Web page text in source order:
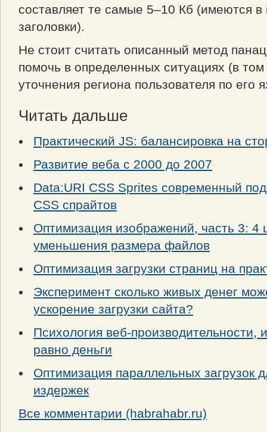
составляет те самые 5–10 Кб (имеются в
заголовки).
Не стоит считать описанный метод
помочь в определенных ситуациях (в
уточнения региона пользователя по его
Читать дальше
Практический JS: балансировка на
Развитие веба с 2000 до 2007
Data:URI CSS Sprites современный
CSS спрайтов
Оптимизация изображений, часть 3: 4
уменьшения размера файлов
Оптимизация загрузки страниц на
Эксперимент сколько живых денег
ускорение загрузки сайта?
Психология веб-производительности,
равно деньги
Оптимизация параллельных загрузок
издержек
Все комментарии (habrahabr.ru)